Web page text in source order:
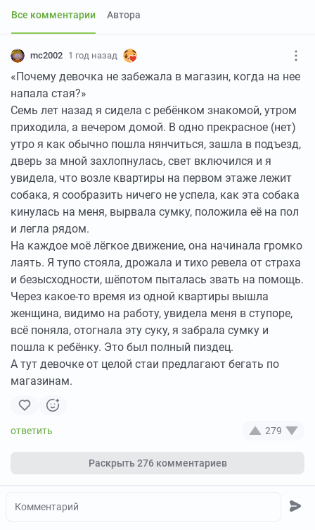
Все комментарии Автора
mc2002 1 год назад
«Почему девочка не забежала в магазин, когда на нее
напала стая?»
Семь лет назад я сидела с ребёнком знакомой, утром
приходила, а вечером домой. В одно прекрасное (нет)
утро я как обычно пошла нянчиться, зашла в подъезд,
дверь за мной захлопнулась, свет включился и я
увидела, что возле квартиры на первом этаже лежит
собака, я сообразить ничего не успела, как эта собака
кинулась на меня, вырвала сумку, положила её на пол
и легла рядом.
На каждое моё лёгкое движение, она начинала громко
лаять. Я тупо стояла, дрожала и тихо ревела от страха
и безысходности, шёпотом пыталась звать на помощь.
Через какое-то время из одной квартиры вышла
женщина, видимо на работу, увидела меня в ступоре,
всё поняла, отогнала эту суку, я забрала сумку и
пошла к ребёнку. Это был полный пиздец.
А тут девочке от целой стаи предлагают бегать по
магазинам.
279
Раскрыть276 комментариев